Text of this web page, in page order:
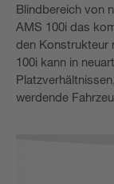
Blindbereich von
AMS 100i das
den Konstrukteur
100i kann in
werdende